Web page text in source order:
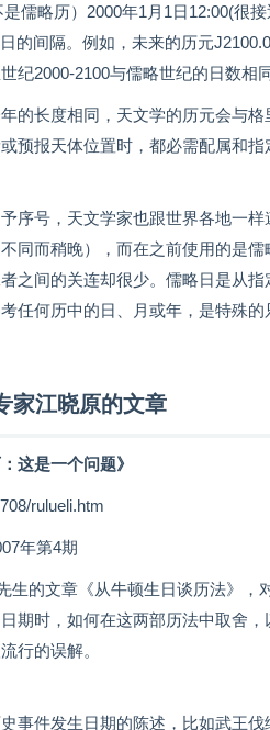
儒略历）2000年1月1日12:00(很
的间隔。例如，未来的历元
纪2000-2100与儒略世纪的日数相同
的长度相同，天文学的历元会与
预报天体位置时，都必需配属和指
序号，天文学家也跟世界各地一
同而稍晚），而在之前使用的是
之间的关连却很少。儒略日是从
任何历中的日、月或年，是特殊的
家江晓原的文章
这是一个问题》
rulueli.htm
年第4期
生的文章《从牛顿生日谈历法》
期时，如何在这两部历法中取舍
行的误解。
事件发生日期的陈述，比如武王